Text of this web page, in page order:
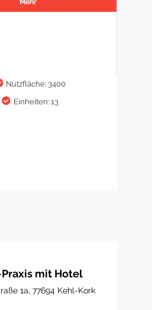
Mehr
Nutzfläche: 3400
Einheiten: 13
Praxis mit Hotel
1a, 77694 Kehl-Kork